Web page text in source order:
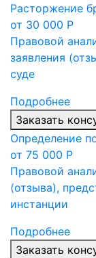
Расторжение
от 30 000 Р
Правовой
заявления
суде
Подробнее
Заказать
Определение
от 75 000 Р
Правовой
(отзыва),
инстанции
Подробнее
Заказать